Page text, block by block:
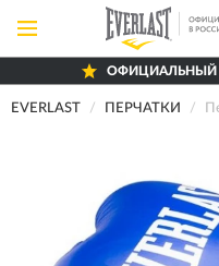
ОФИЦИАЛЬНЫЙ
EVERLAST ПЕРЧАТКИ